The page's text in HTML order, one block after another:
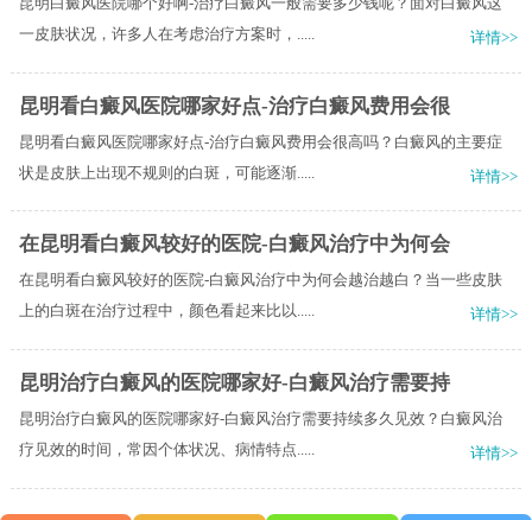
一皮肤状况，许多人在考虑治疗方案时，.....
详情>>
昆明看白癜风医院哪家好点-治疗白癜风费用会很
昆明看白癜风医院哪家好点-治疗白癜风费用会很高吗？白癜风的主要症
状是皮肤上出现不规则的白斑，可能逐渐.....
详情>>
在昆明看白癜风较好的医院-白癜风治疗中为何会
在昆明看白癜风较好的医院-白癜风治疗中为何会越治越白？当一些皮肤
上的白斑在治疗过程中，颜色看起来比以.....
详情>>
昆明治疗白癜风的医院哪家好-白癜风治疗需要持
昆明治疗白癜风的医院哪家好-白癜风治疗需要持续多久见效？白癜风治
疗见效的时间，常因个体状况、病情特点.....
详情>>